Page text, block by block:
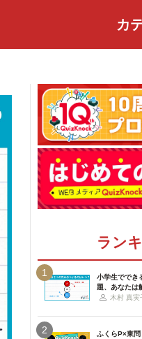
カ
ラン
1
小学生ででき
題、あなたは
木村 真実
2
ふくらP×東問